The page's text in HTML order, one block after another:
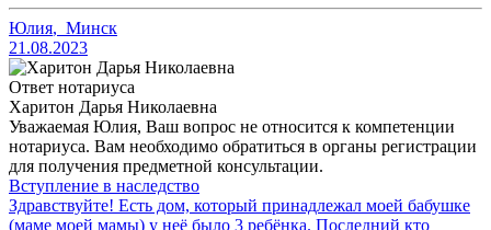
Юлия, Минск
21.08.2023
Ответ нотариуса
Харитон Дарья Николаевна
Уважаемая Юлия, Ваш вопрос не относится к компетенции
нотариуса. Вам необходимо обратиться в органы регистрации
для получения предметной консультации.
Вступление в наследство
Здравствуйте! Есть дом, который принадлежал моей бабушке
(маме моей мамы) у неё было 3 ребёнка. Последний кто